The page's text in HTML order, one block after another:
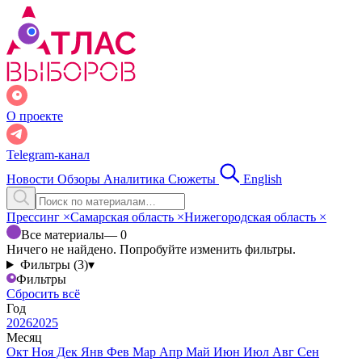
О проекте
Telegram-канал
Новости Обзоры Аналитика Сюжеты English
Прессинг ×Самарская область ×Нижегородская область ×
Все материалы— 0
Ничего не найдено. Попробуйте изменить фильтры.
Фильтры (3)▾
Фильтры
Сбросить всё
Год
20262025
Месяц
Окт Ноя Дек Янв Фев Мар Апр Май Июн Июл Авг Сен